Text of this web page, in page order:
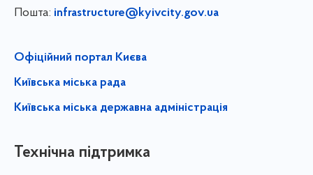
Пошта: infrastructure@kyivcity.gov.ua
Офіційний портал Києва
Київська міська рада
Київська міська державна адміністрація
Технічна підтримка